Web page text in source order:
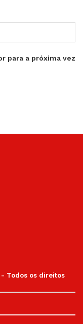
para a próxima vez
- Todos os direitos